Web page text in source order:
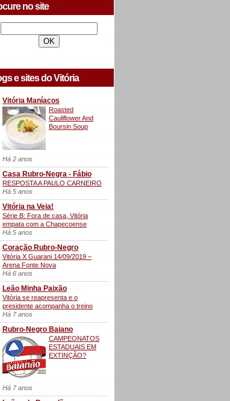
no site
e sites do Vitória
Vitória Maníacos
Roasted
Cauliflower And
Boursin Soup
Há 2 anos
Casa Rubro-Negra - Fábio
RESPOSTA A PAULO CARNEIRO
Há 5 anos
Vitória na Veia!
Série B: Fora de casa, Vitória
empata com a Chapecoense
Há 5 anos
Coração Rubro-Negro
Vitória X Guarani 14/09/2019 –
Arena Fonte Nova
Há 6 anos
Leão Minha Paixão
Vitória se reapresenta e o
presidente acompanha o treino
Há 7 anos
Rubro-Negro Baiano
CAMPEONATOS
ESTADUAIS EM
EXTINÇÃO?
Há 7 anos